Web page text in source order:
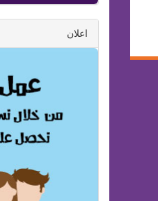
اعلان